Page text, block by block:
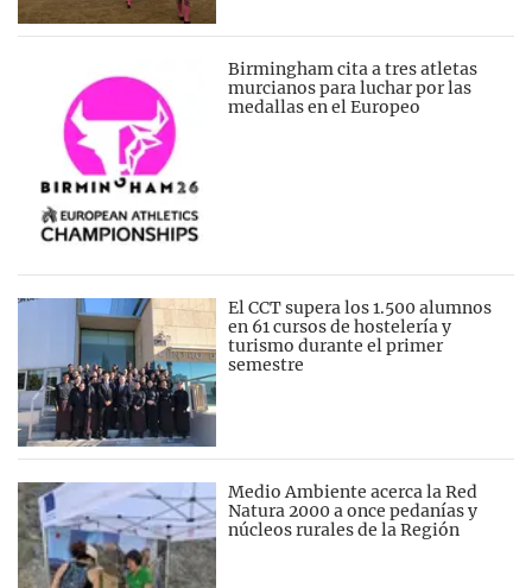
Birmingham cita a tres atletas
murcianos para luchar por las
medallas en el Europeo
El CCT supera los 1.500 alumnos
en 61 cursos de hostelería y
turismo durante el primer
semestre
Medio Ambiente acerca la Red
Natura 2000 a once pedanías y
núcleos rurales de la Región